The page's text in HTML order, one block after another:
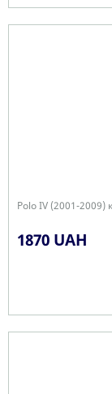
Polo IV (2001-2009)
1870 UAH